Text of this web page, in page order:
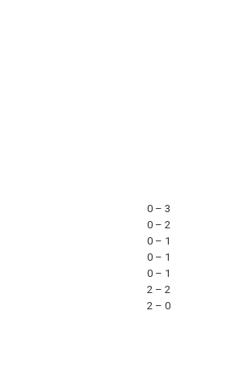
0 – 3
0 – 2
0 – 1
0 – 1
0 – 1
2 – 2
2 – 0